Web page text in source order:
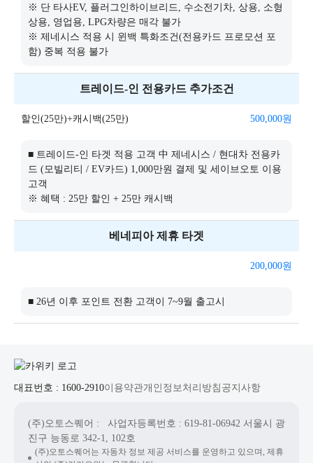
※ 단 타사EV, 플러그인하이브리드, 수소전기차, 상용, 소형
상용, 영업용, LPG차량은 매각 불가
※ 제네시스 적용 시 윈백 특화조건(전용카드 프로모션 포
함) 중복 적용 불가
트레이드-인 전용카드 추가조건
할인(25만)+캐시백(25만) 500,000원
■ 트레이드-인 타겟 적용 고객 中 제네시스 / 현대차 전용카
드 (모빌리티 / EV카드) 1,000만원 결제 및 세이브오토 이용
고객
※ 혜택 : 25만 할인 + 25만 캐시백
베네피아 제휴 타겟
200,000원
■ 26년 이후 포인트 전환 고객이 7~9월 출고시
대표번호 : 1600-2910이용약관개인정보처리방침 공지사항
(주)오토스퀘어 : 사업자등록번호 : 619-81-06942 서울시 광
진구 능동로 342-1, 102호
(주)오토스퀘어는 자동차 정보 제공 서비스를 운영하고 있으며, 제휴